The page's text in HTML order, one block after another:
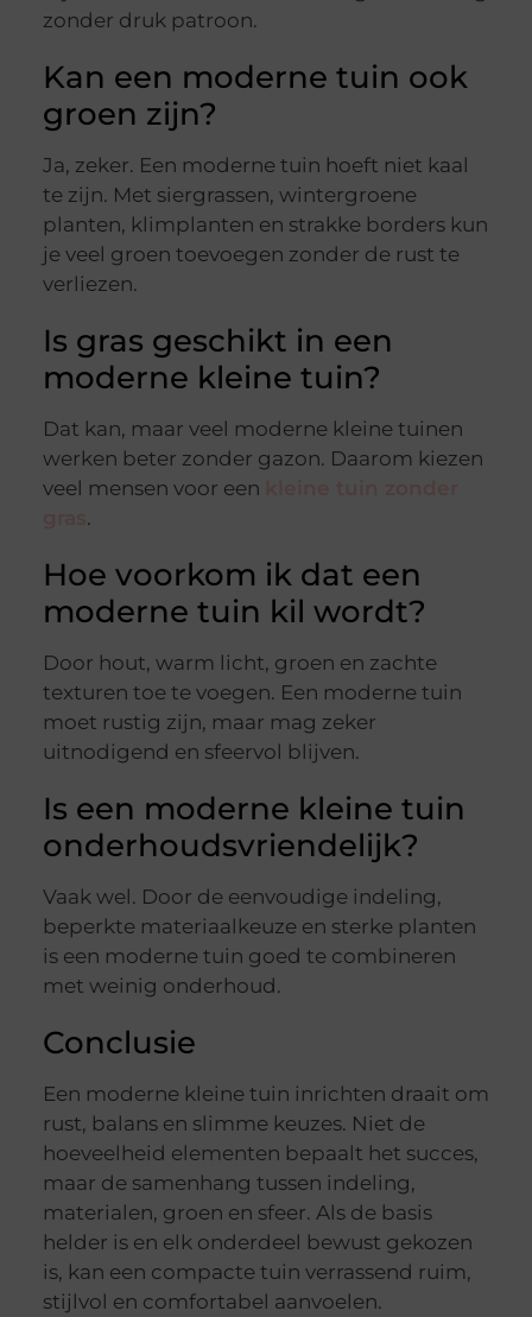
zonder druk patroon.
Kan een moderne tuin ook
groen zijn?
Ja, zeker. Een moderne tuin hoeft niet kaal
te zijn. Met siergrassen, wintergroene
planten, klimplanten en strakke borders kun
je veel groen toevoegen zonder de rust te
verliezen.
Is gras geschikt in een
moderne kleine tuin?
Dat kan, maar veel moderne kleine tuinen
werken beter zonder gazon. Daarom kiezen
veel mensen voor een
.
Hoe voorkom ik dat een
moderne tuin kil wordt?
Door hout, warm licht, groen en zachte
texturen toe te voegen. Een moderne tuin
moet rustig zijn, maar mag zeker
uitnodigend en sfeervol blijven.
Is een moderne kleine tuin
onderhoudsvriendelijk?
Vaak wel. Door de eenvoudige indeling,
beperkte materiaalkeuze en sterke planten
is een moderne tuin goed te combineren
met weinig onderhoud.
Conclusie
Een moderne kleine tuin inrichten draait om
rust, balans en slimme keuzes. Niet de
hoeveelheid elementen bepaalt het succes,
maar de samenhang tussen indeling,
materialen, groen en sfeer. Als de basis
helder is en elk onderdeel bewust gekozen
is, kan een compacte tuin verrassend ruim,
stijlvol en comfortabel aanvoelen.